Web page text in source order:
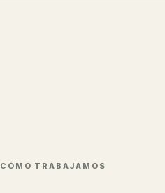
CÓMO TRABAJAMOS